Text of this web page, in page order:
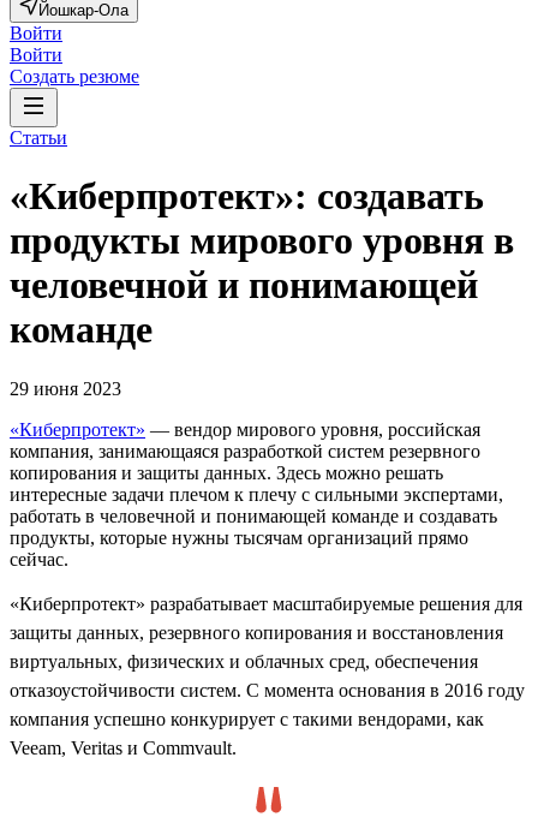
Йошкар-Ола
Войти
Войти
Создать резюме
Статьи
«Киберпротект»: создавать
продукты мирового уровня в
человечной и понимающей
команде
29 июня 2023
«Киберпротект» — вендор мирового уровня, российская
компания, занимающаяся разработкой систем резервного
копирования и защиты данных. Здесь можно решать
интересные задачи плечом к плечу с сильными экспертами,
работать в человечной и понимающей команде и создавать
продукты, которые нужны тысячам организаций прямо
сейчас.
«Киберпротект» разрабатывает масштабируемые решения для
защиты данных, резервного копирования и восстановления
виртуальных, физических и облачных сред, обеспечения
отказоустойчивости систем. С момента основания в 2016 году
компания успешно конкурирует с такими вендорами, как
Veeam, Veritas и Commvault.